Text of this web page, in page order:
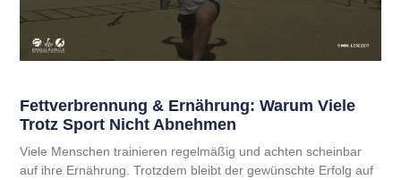
Fettverbrennung & Ernährung: Warum Viele
Trotz Sport Nicht Abnehmen
Viele Menschen trainieren regelmäßig und achten scheinbar
auf ihre Ernährung. Trotzdem bleibt der gewünschte Erfolg auf